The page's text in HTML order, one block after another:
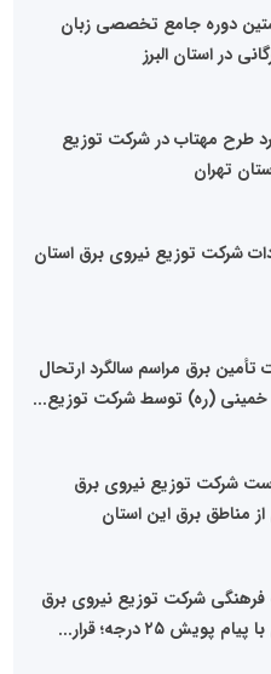
دوره جامع تخصصی زبان
در استان البرز
طرح مهتاب در شرکت توزیع
تهران
شرکت توزیع نیروی برق استان
تأمین برق مراسم سالگرد ارتحال
(ره) توسط شرکت توزیع...
شرکت توزیع نیروی برق
از مناطق برق این استان
فرهنگی شرکت توزیع نیروی برق
پویش ۲۵ درجه؛ قرار...